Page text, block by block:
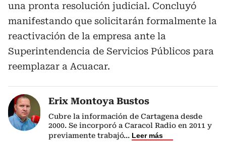
una pronta resolución judicial. Concluyó
manifestando que solicitarán formalmente la
reactivación de la empresa ante la
Superintendencia de Servicios Públicos para
reemplazar a Acuacar.
Erix Montoya Bustos
Cubre la información de Cartagena desde
2000. Se incorporó a Caracol Radio en 2011 y
previamente trabajó... Leer más